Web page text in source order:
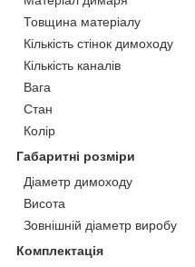
Товщина матеріалу
Кількість стінок димоходу
Кількість каналів
Вага
Стан
Колір
Габаритні розміри
Діаметр димоходу
Висота
Зовнішній діаметр виробу
Комплектація